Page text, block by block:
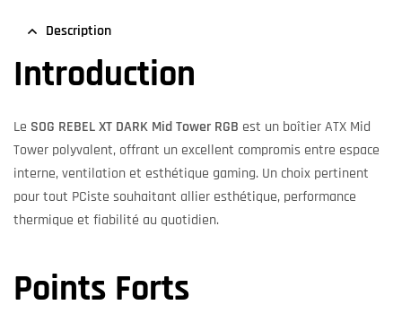
Description
Introduction
Le SOG REBEL XT DARK Mid Tower RGB est un boîtier ATX Mid
Tower polyvalent, offrant un excellent compromis entre espace
interne, ventilation et esthétique gaming. Un choix pertinent
pour tout PCiste souhaitant allier esthétique, performance
thermique et fiabilité au quotidien.
Points Forts